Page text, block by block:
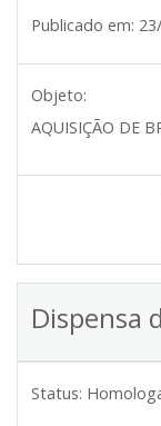
Publicado em:
Objeto:
AQUISIÇÃO DE
Dispensa
Status: